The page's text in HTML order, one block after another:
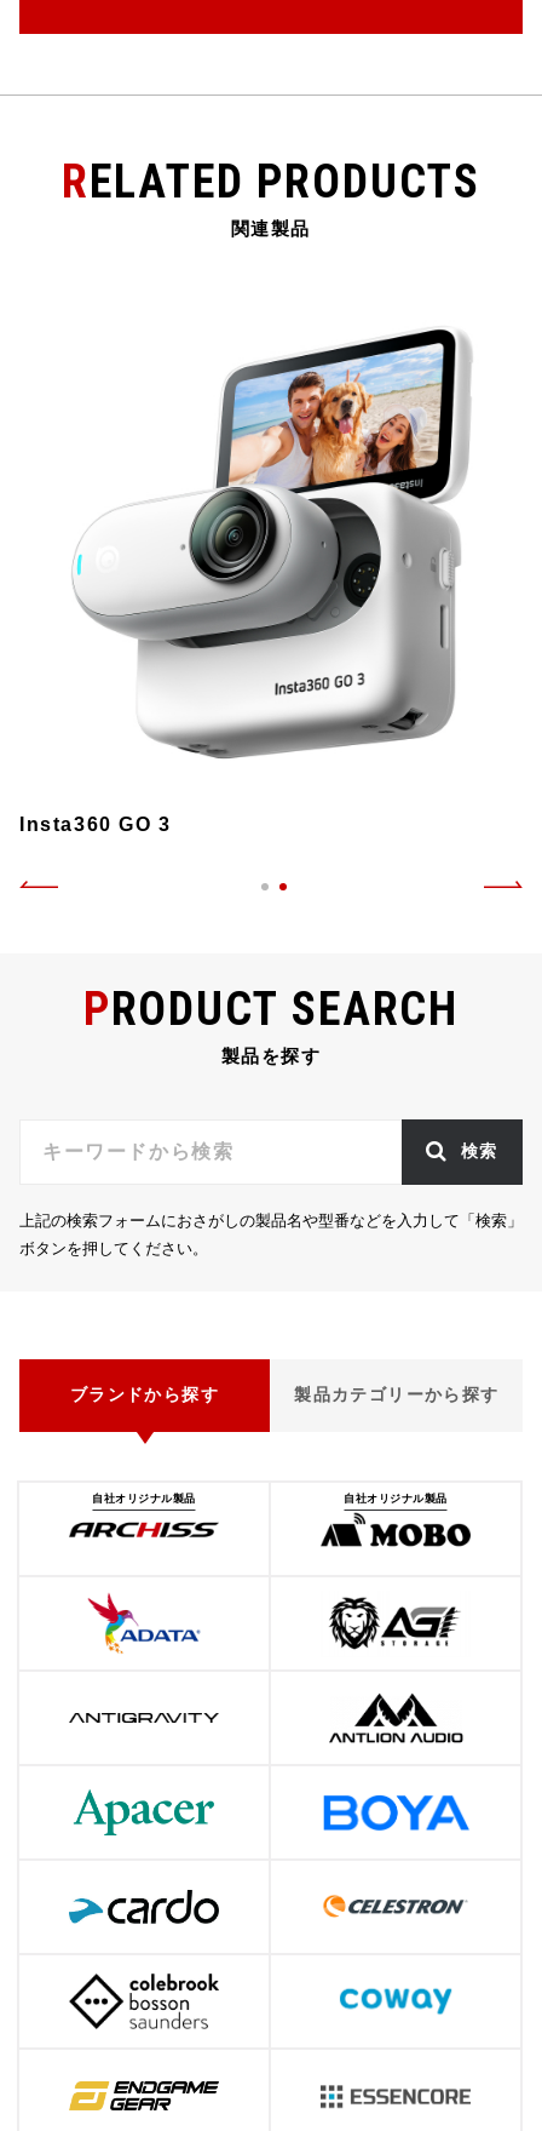
k
RELATED PRODUCTS
関連製品
Insta360 GO 3
PRODUCT SEARCH
製品を探す
検索
上記の検索フォームにおさがしの製品名や型番などを入力して「検索」
ボタンを押してください。
ブランドから探す 製品カテゴリーから探す
自社オリジナル製品 自社オリジナル製品